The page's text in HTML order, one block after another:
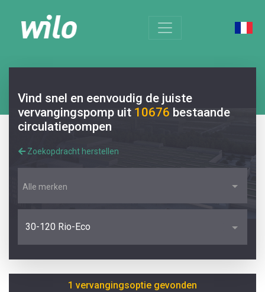
Vind snel en eenvoudig de juiste
vervangingspomp uit 10676 bestaande
circulatiepompen
Zoekopdracht herstellen
Alle merken
30-120 Rio-Eco
1 vervangingsoptie gevonden